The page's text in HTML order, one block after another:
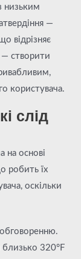
низьким
—
відрізняє
— створити
користувача.
слід
на основі
робить їх
оскільки
обговоренню.
320°F